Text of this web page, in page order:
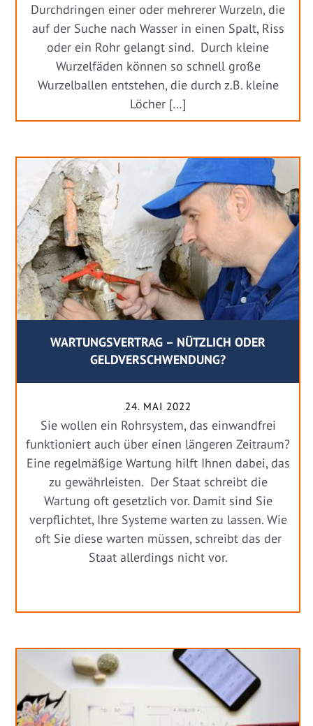
Durchdringen einer oder mehrerer Wurzeln, die
auf der Suche nach Wasser in einen Spalt, Riss
oder ein Rohr gelangt sind. Durch kleine
Wurzelfäden können so schnell große
Wurzelballen entstehen, die durch z.B. kleine
Löcher […]
WARTUNGSVERTRAG – NÜTZLICH ODER
GELDVERSCHWENDUNG?
24. MAI 2022
Sie wollen ein Rohrsystem, das einwandfrei
funktioniert auch über einen längeren Zeitraum?
Eine regelmäßige Wartung hilft Ihnen dabei, das
zu gewährleisten. Der Staat schreibt die
Wartung oft gesetzlich vor. Damit sind Sie
verpflichtet, Ihre Systeme warten zu lassen. Wie
oft Sie diese warten müssen, schreibt das der
Staat allerdings nicht vor.